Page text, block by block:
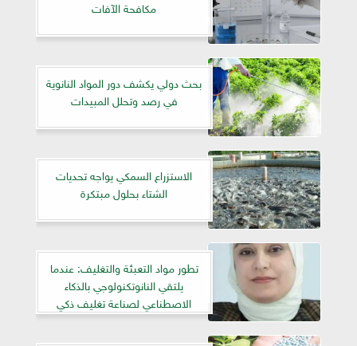
مكافحة الآفات
بحث دولي يكشف دور المواد النانوية
في رصد وتحلل المبيدات
الاستزراع السمكي يواجه تحديات
الشتاء بحلول مبتكرة
تطور مواد التعبئة والتغليف: عندما
يلتقي النانوتكنولوجي بالذكاء
الاصطناعي لصناعة تغليف ذكي
ومستدام